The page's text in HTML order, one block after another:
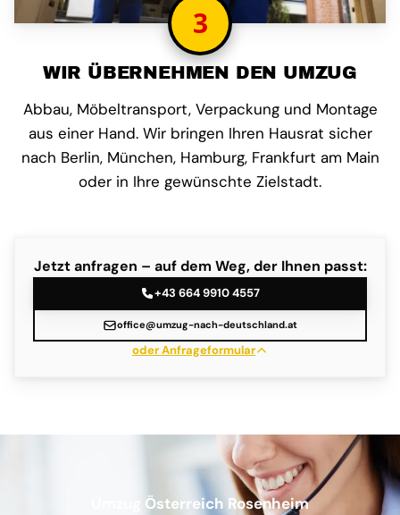
3
WIR ÜBERNEHMEN DEN UMZUG
Abbau, Möbeltransport, Verpackung und Montage
aus einer Hand. Wir bringen Ihren Hausrat sicher
nach Berlin, München, Hamburg, Frankfurt am Main
oder in Ihre gewünschte Zielstadt.
Jetzt anfragen – auf dem Weg, der Ihnen passt:
+43 664 9910 4557
office@umzug-nach-deutschland.at
oder Anfrageformular
Umzug Österreich Rosenheim